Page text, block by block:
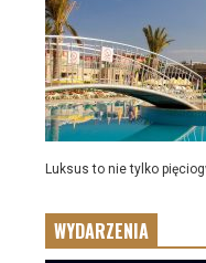
Luksus to nie tylko
WYDARZENIA